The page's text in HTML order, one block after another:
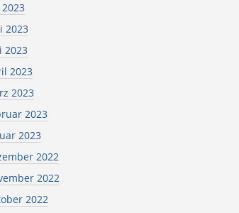
2023
2023
2023
2023
2023
2023
2023
2022
2022
2022